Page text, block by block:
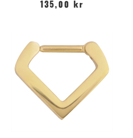
135,00 kr